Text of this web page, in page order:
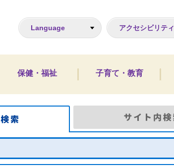
市ホームページ
Language アクセシビリティ
保健・福祉 子育て・教育
Google検索